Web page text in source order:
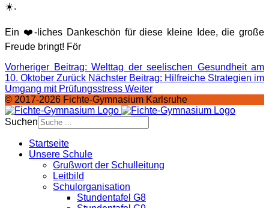
☀️.
Ein ❤️-liches Dankeschön für diese kleine Idee, die große
Freude bringt! För
Vorheriger Beitrag: Welttag der seelischen Gesundheit am
10. Oktober Zurück Nächster Beitrag: Hilfreiche Strategien im
Umgang mit Prüfungsstress Weiter
© 2017-2026 Fichte-Gymnasium Karlsruhe
Suchen
Startseite
Unsere Schule
Grußwort der Schulleitung
Leitbild
Schulorganisation
Stundentafel G8